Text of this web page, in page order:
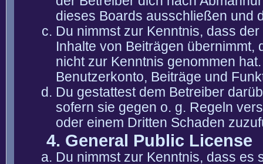
dieses Boards ausschließen und
Du nimmst zur Kenntnis, dass
Inhalte von Beiträgen übernimmt,
nicht zur Kenntnis genommen
Benutzerkonto, Beiträge und
Du gestattest dem Betreiber
sofern sie gegen o. g. Regeln
oder einem Dritten Schaden
4. General Public License
Du nimmst zur Kenntnis, dass es